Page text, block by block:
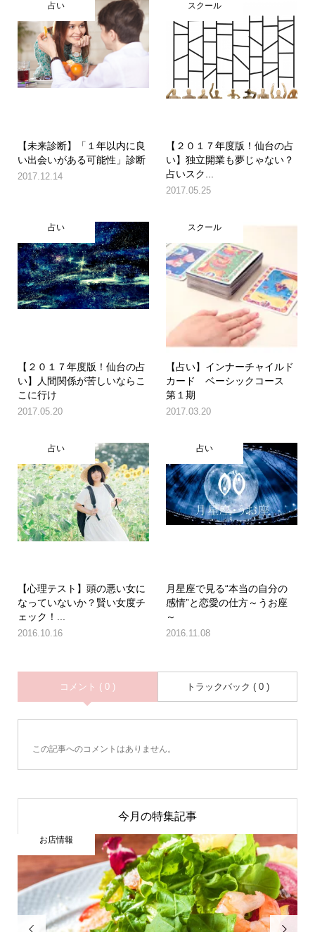
占い
【未来診断】「１年以内に良
い出会いがある可能性」診断
2017.12.14
スクール
【２０１７年度版！仙台の占
い】独立開業も夢じゃない？
占いスク...
2017.05.25
占い
【２０１７年度版！仙台の占
い】人間関係が苦しいならこ
こに行け
2017.05.20
スクール
【占い】インナーチャイルド
カード ベーシックコース
第１期
2017.03.20
占い
【心理テスト】頭の悪い女に
なっていないか？賢い女度チ
ェック！...
2016.10.16
占い
月星座で見る“本当の自分の
感情”と恋愛の仕方～うお座
～
2016.11.08
コメント ( 0 ) トラックバック ( 0 )
この記事へのコメントはありません。
今月の特集記事

お店情報
